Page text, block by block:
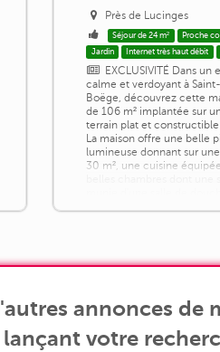
Près de Lucinges
Séjour de 24 m²
Proche
Jardin
Internet très haut débit
EXCLUSIVITÉ Dans
calme et verdoyant à
Boëge, découvrez cette
de 106 m² implantée sur
terrain plat et constructible
La maison offre une belle
lumineuse donnant sur
30 m², une cuisine
annonces de
lançant votre